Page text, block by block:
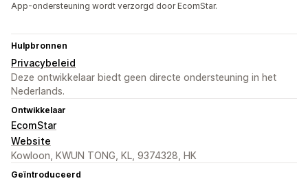
App-ondersteuning wordt verzorgd door EcomStar.
Hulpbronnen
Privacybeleid
Deze ontwikkelaar biedt geen directe ondersteuning in het
Nederlands.
Ontwikkelaar
EcomStar
Website
Kowloon, KWUN TONG, KL, 9374328, HK
Geïntroduceerd